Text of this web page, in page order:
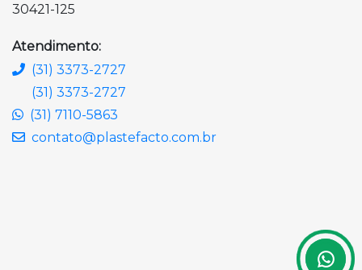
30421-125
Atendimento:
(31) 3373-2727
(31) 3373-2727
(31) 7110-5863
contato@plastefacto.com.br